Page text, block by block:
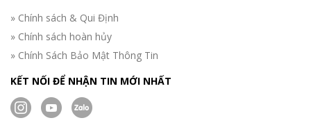
» Chính sách & Qui Định
» Chính sách hoàn hủy
» Chính Sách Bảo Mật Thông Tin
KẾT NỐI ĐỂ NHẬN TIN MỚI NHẤT